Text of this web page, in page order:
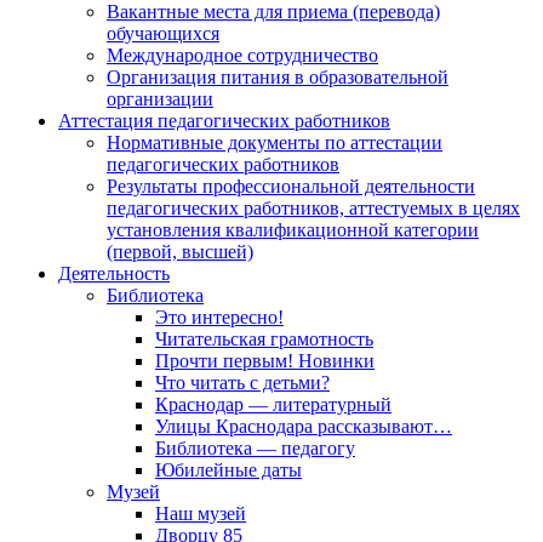
Вакантные места для приема (перевода)
обучающихся
Международное сотрудничество
Организация питания в образовательной
организации
Аттестация педагогических работников
Нормативные документы по аттестации
педагогических работников
Результаты профессиональной деятельности
педагогических работников, аттестуемых в целях
установления квалификационной категории
(первой, высшей)
Деятельность
Библиотека
Это интересно!
Читательская грамотность
Прочти первым! Новинки
Что читать с детьми?
Краснодар — литературный
Улицы Краснодара рассказывают…
Библиотека — педагогу
Юбилейные даты
Музей
Наш музей
Дворцу 85